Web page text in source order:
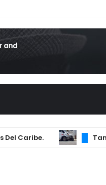
Tanque